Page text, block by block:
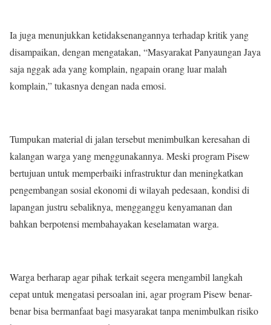
Ia juga menunjukkan ketidaksenangannya terhadap kritik yang
disampaikan, dengan mengatakan, “Masyarakat Panyaungan Jaya
saja nggak ada yang komplain, ngapain orang luar malah
komplain,” tukasnya dengan nada emosi.
Tumpukan material di jalan tersebut menimbulkan keresahan di
kalangan warga yang menggunakannya. Meski program Pisew
bertujuan untuk memperbaiki infrastruktur dan meningkatkan
pengembangan sosial ekonomi di wilayah pedesaan, kondisi di
lapangan justru sebaliknya, mengganggu kenyamanan dan
bahkan berpotensi membahayakan keselamatan warga.
Warga berharap agar pihak terkait segera mengambil langkah
cepat untuk mengatasi persoalan ini, agar program Pisew benar-
benar bisa bermanfaat bagi masyarakat tanpa menimbulkan risiko